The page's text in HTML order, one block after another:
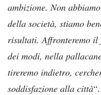
ambizione. Non
della società, stiamo
risultati. Affronteremo il
dei modi, nella
tireremo indietro,
soddisfazione alla città“.